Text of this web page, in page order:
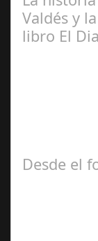
Valdés y
libro El
Desde el